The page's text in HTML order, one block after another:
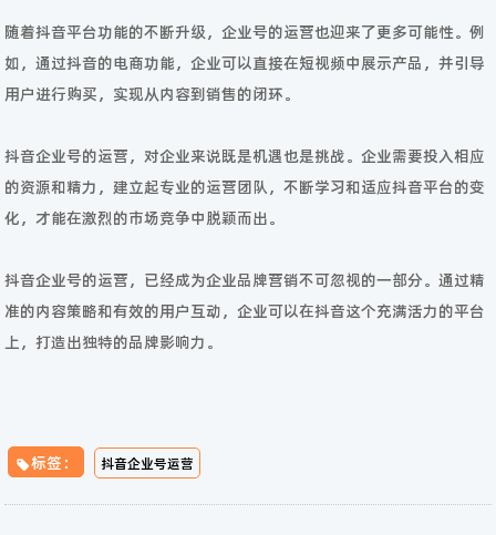
随着抖音平台功能的不断升级，企业号的运营也迎来了更多可能性。例
如，通过抖音的电商功能，企业可以直接在短视频中展示产品，并引导
用户进行购买，实现从内容到销售的闭环。
抖音企业号的运营，对企业来说既是机遇也是挑战。企业需要投入相应
的资源和精力，建立起专业的运营团队，不断学习和适应抖音平台的变
化，才能在激烈的市场竞争中脱颖而出。
抖音企业号的运营，已经成为企业品牌营销不可忽视的一部分。通过精
准的内容策略和有效的用户互动，企业可以在抖音这个充满活力的平台
上，打造出独特的品牌影响力。
标签： 抖音企业号运营